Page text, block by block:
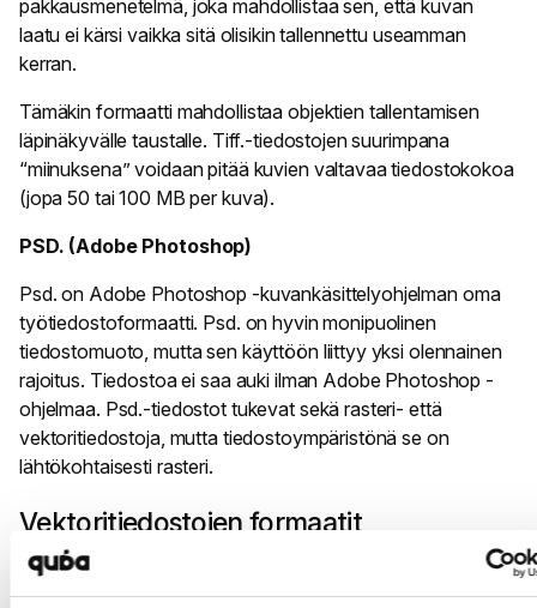
pakkausmenetelmä, joka mahdollistaa sen, että kuvan
laatu ei kärsi vaikka sitä olisikin tallennettu useamman
kerran.
Tämäkin formaatti mahdollistaa objektien tallentamisen
läpinäkyvälle taustalle. Tiff.-tiedostojen suurimpana
“miinuksena” voidaan pitää kuvien valtavaa tiedostokokoa
(jopa 50 tai 100 MB per kuva).
PSD. (Adobe Photoshop)
Psd. on Adobe Photoshop -kuvankäsittelyohjelman oma
työtiedostoformaatti. Psd. on hyvin monipuolinen
tiedostomuoto, mutta sen käyttöön liittyy yksi olennainen
rajoitus. Tiedostoa ei saa auki ilman Adobe Photoshop -
ohjelmaa. Psd.-tiedostot tukevat sekä rasteri- että
vektoritiedostoja, mutta tiedostoympäristönä se on
lähtökohtaisesti rasteri.
Vektoritiedostojen formaatit
Logot ja erilaiset graafiset elementit pitää ja kannattaa
luoda vektoriympäristöön. Vektorilogon tallentaminen